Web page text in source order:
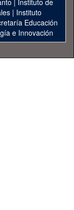
| Instituto de
| Instituto
Educación
e Innovación